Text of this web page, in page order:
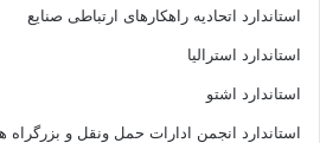
استاندارد اتحادیه راهکارهای ارتباطی صنایع
استاندارد استرالیا
استاندارد اشتو
استاندارد انجمن ادارات حمل ونقل و بزرگراه